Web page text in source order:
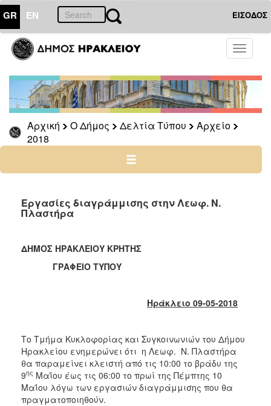
GR EN ΕΙΣΟΔΟΣ
Toggle
Αρχική Ο Δήμος Δελτία Τύπου
Αρχείο
2018
ΔΗΜΟΣ
Δελτία
Τύπου
Αρχείο
2026
2025
2022
2021
2019
2018
2013
2012
2011
2010
Εργασίες διαγράμμισης στην Λεωφ. Ν.
Πλαστήρα
ΔΗΜΟΣ ΗΡΑΚΛΕΙΟΥ ΚΡΗΤΗΣ
ΓΡΑΦΕΙΟ ΤΥΠΟΥ
Ηράκλειο 09-05-2018
Το Τμήμα Κυκλοφορίας και Συγκοινωνιών του Δήμου
Ηρακλείου ενημερώνει ότι η Λεωφ. Ν. Πλαστήρα
θα παραμείνει κλειστή από τις 10:00 το βράδυ της
9ης Μαΐου έως τις 06:00 το πρωί της Πέμπτης 10
Μαΐου λόγω των εργασιών διαγράμμισης που θα
πραγματοποιηθούν.